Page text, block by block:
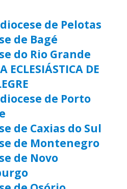
de Pelotas
de Bagé
do Rio Grande
ECLESIÁSTICA DE
de Porto
de Caxias do Sul
de Montenegro
de Novo